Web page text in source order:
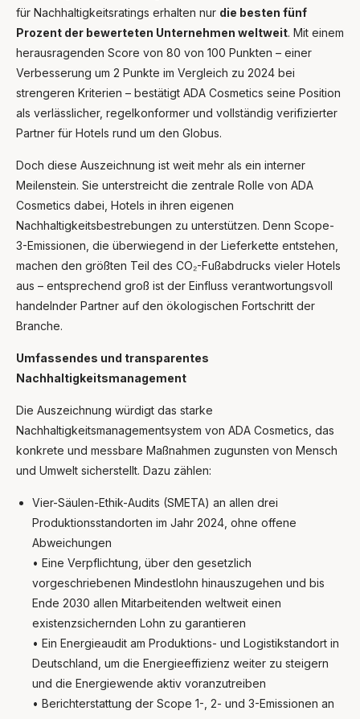
für Nachhaltigkeitsratings erhalten nur die besten fünf
Prozent der bewerteten Unternehmen weltweit. Mit einem
herausragenden Score von 80 von 100 Punkten – einer
Verbesserung um 2 Punkte im Vergleich zu 2024 bei
strengeren Kriterien – bestätigt ADA Cosmetics seine Position
als verlässlicher, regelkonformer und vollständig verifizierter
Partner für Hotels rund um den Globus.
Doch diese Auszeichnung ist weit mehr als ein interner
Meilenstein. Sie unterstreicht die zentrale Rolle von ADA
Cosmetics dabei, Hotels in ihren eigenen
Nachhaltigkeitsbestrebungen zu unterstützen. Denn Scope-
3-Emissionen, die überwiegend in der Lieferkette entstehen,
machen den größten Teil des CO₂-Fußabdrucks vieler Hotels
aus – entsprechend groß ist der Einfluss verantwortungsvoll
handelnder Partner auf den ökologischen Fortschritt der
Branche.
Umfassendes und transparentes
Nachhaltigkeitsmanagement
Die Auszeichnung würdigt das starke
Nachhaltigkeitsmanagementsystem von ADA Cosmetics, das
konkrete und messbare Maßnahmen zugunsten von Mensch
und Umwelt sicherstellt. Dazu zählen:
Vier-Säulen-Ethik-Audits (SMETA) an allen drei
Produktionsstandorten im Jahr 2024, ohne offene
Abweichungen
• Eine Verpflichtung, über den gesetzlich
vorgeschriebenen Mindestlohn hinauszugehen und bis
Ende 2030 allen Mitarbeitenden weltweit einen
existenzsichernden Lohn zu garantieren
• Ein Energieaudit am Produktions- und Logistikstandort in
Deutschland, um die Energieeffizienz weiter zu steigern
und die Energiewende aktiv voranzutreiben
• Berichterstattung der Scope 1-, 2- und 3-Emissionen an
Ask Mira Mira
Hello and welcome! I'm Mira – your virtual
assistant and product consultant from ADA
Cosmetics. 😊 I'm here to help with any
questions about our hotel cosmetics
solutions. How can I assist you today?